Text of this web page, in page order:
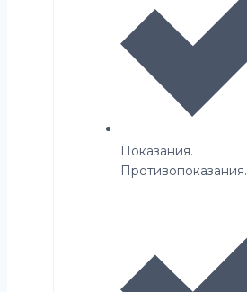
Показания.
Противопоказания.